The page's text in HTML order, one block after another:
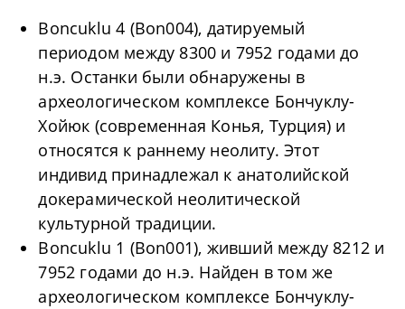
Boncuklu 4 (Bon004), датируемый
периодом между 8300 и 7952 годами до
н.э. Останки были обнаружены в
археологическом комплексе Бончуклу-
Хойюк (современная Конья, Турция) и
относятся к раннему неолиту. Этот
индивид принадлежал к анатолийской
докерамической неолитической
культурной традиции.
Boncuklu 1 (Bon001), живший между 8212 и
7952 годами до н.э. Найден в том же
археологическом комплексе Бончуклу-